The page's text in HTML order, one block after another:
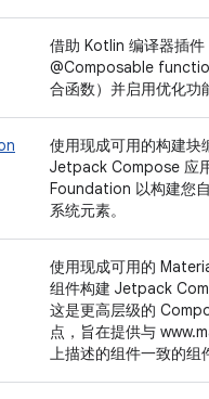
借助 Kotlin 编译器插件
@Composable
合函数）并启用优化功
使用现成可用的构建块
Jetpack Compose 应
Foundation 以构建您
系统元素。
使用现成可用的
组件构建 Jetpack
这是更高层级的
点，旨在提供与
上描述的组件一致的组